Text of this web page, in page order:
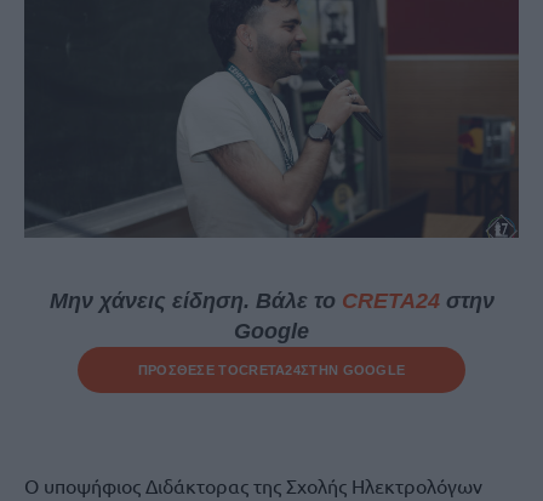
Μην χάνεις είδηση. Βάλε το CRETA24στην
Google
ΠΡΟΣΘΕΣΕ ΤΟCRETA24ΣΤΗΝ GOOGLE
Ο υποψήφιος Διδάκτορας της Σχολής Ηλεκτρολόγων